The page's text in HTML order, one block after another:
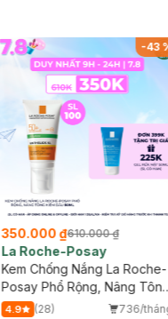
-43
350.000 ₫610.000 ₫
La Roche-Posay
Kem Chống Nắng La Roche-
Posay Phổ Rộng, Nâng
Kiềm Dầu 50ml
4.9 (28)
736/